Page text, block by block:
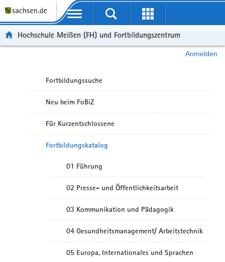
Portalübergreifende Navigation
Hochschule Meißen (FH) und Fortbildungszentrum
Anmelden
Fortbildungssuche
Neu beim FoBiZ
Für Kurzentschlossene
Fortbildungskatalog
01 Führung
02 Presse- und Öffentlichkeitsarbeit
03 Kommunikation und Pädagogik
04 Gesundheitsmanagement/ Arbeitstechnik
05 Europa, Internationales und Sprachen